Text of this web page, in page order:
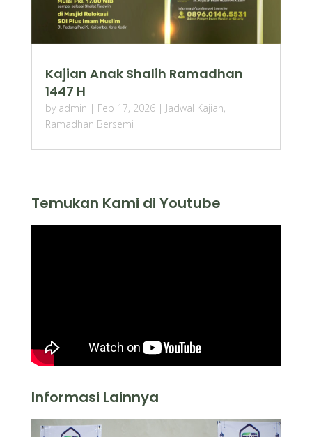
Kajian Anak Shalih Ramadhan
1447 H
by admin | Feb 17, 2026| Jadwal Kajian,
Ramadhan Bersemi
Temukan Kami di Youtube
Informasi Lainnya